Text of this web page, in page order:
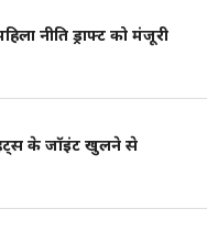
नीति ड्राफ्ट को मंजूरी
हट्स के जॉइंट खुलने से